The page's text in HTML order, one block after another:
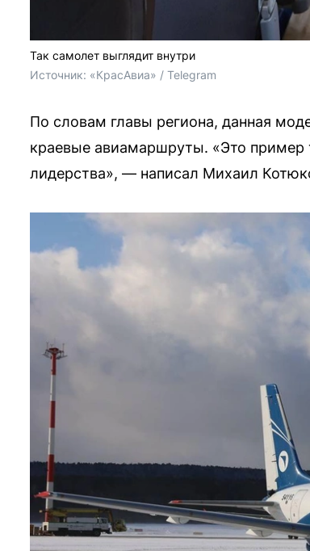
Так самолет выглядит внутри
Источник: «КрасАвиа» / Telegram
По словам главы региона, данная
краевые авиамаршруты. «Это пример
лидерства», — написал Михаил